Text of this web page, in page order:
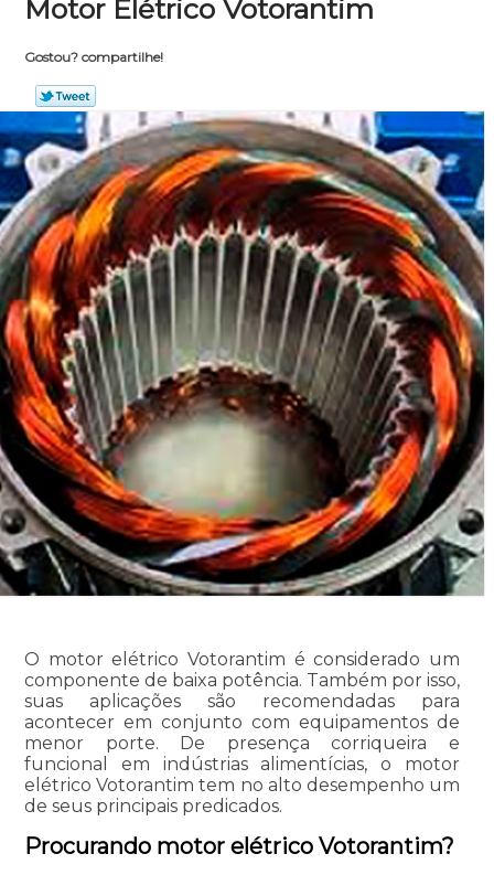
Motor Elétrico Votorantim
Gostou? compartilhe!
O motor elétrico Votorantim é considerado um
componente de baixa potência. Também por isso,
suas aplicações são recomendadas para
acontecer em conjunto com equipamentos de
menor porte. De presença corriqueira e
funcional em indústrias alimentícias, o motor
elétrico Votorantim tem no alto desempenho um
de seus principais predicados.
Procurando motor elétrico Votorantim?